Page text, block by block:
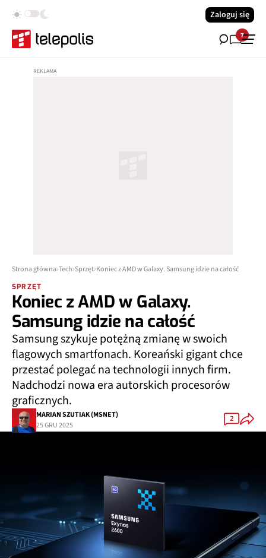
Zaloguj się
7
Strona główna Tech Sprzęt Koniec z AMD w Galaxy. Samsung idzie na całość
SPRZĘT
Koniec z AMD w Galaxy.
Samsung idzie na całość
Samsung szykuje potężną zmianę w swoich
flagowych smartfonach. Koreański gigant chce
przestać polegać na technologii innych firm.
Nadchodzi nowa era autorskich procesorów
graficznych.
MARIAN SZUTIAK (MSNET)
25 GRU 2025
2